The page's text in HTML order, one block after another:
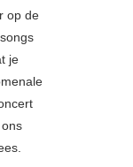
op de
je